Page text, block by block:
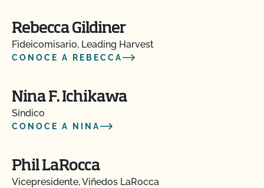
Rebecca Gildiner
Fideicomisario, Leading Harvest
CONOCE A REBECCA
Nina F. Ichikawa
Síndico
CONOCE A NINA
Phil LaRocca
Vicepresidente, Viñedos LaRocca